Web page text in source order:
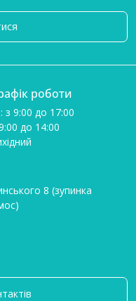
роботи
з 9:00 до 17:00
до 14:00
8 (зупинка